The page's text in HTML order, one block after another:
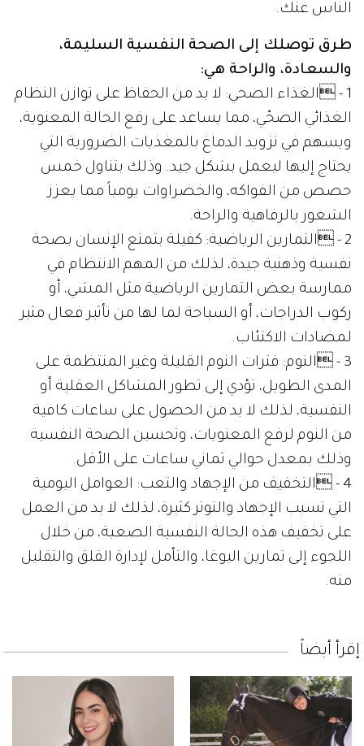
الناس عنك.
طرق توصلك إلى الصحة النفسية السليمة،
والسعادة، والراحة هي:
1 - الغذاء الصحي: لا بد من الحفاظ على توازن النظام
الغذائي الصحّي، مما يساعد على رفع الحالة المعنوية،
ويسهم في تزويد الدماغ بالمغذيات الضرورية التي
يحتاج إليها ليعمل بشكل جيد. وذلك بتناول خمس
حصص من الفواكه، والخضراوات يومياً مما يعزز
الشعور بالرفاهية والراحة.
2 - التمارين الرياضية: كفيلة بتمتع الإنسان بصحة
نفسية وذهنية جيدة، لذلك من المهم الانتظام في
ممارسة بعض التمارين الرياضية مثل المشي، أو
ركوب الدراجات، أو السباحة لما لها من تأثير فعال مثير
لمضادات الاكتئاب.
3 - النوم: فترات النوم القليلة وغير المنتظمة على
المدى الطويل، تؤدي إلى تطور المشاكل العقلية أو
النفسية، لذلك لا بد من الحصول على ساعات كافية
من النوم لرفع المعنويات، وتحسين الصحة النفسية
وذلك بمعدل حوالي ثماني ساعات على الأقل.
4 - التخفيف من الإجهاد والتعب: العوامل اليومية
التي تسبب الإجهاد والتوتر كثيرة، لذلك لا بد من العمل
على تخفيف هذه الحالة النفسية الصعبة، من خلال
اللجوء إلى تمارين اليوغا، والتأمل لإدارة القلق والتقليل
منه.
إقرأ أيضاً